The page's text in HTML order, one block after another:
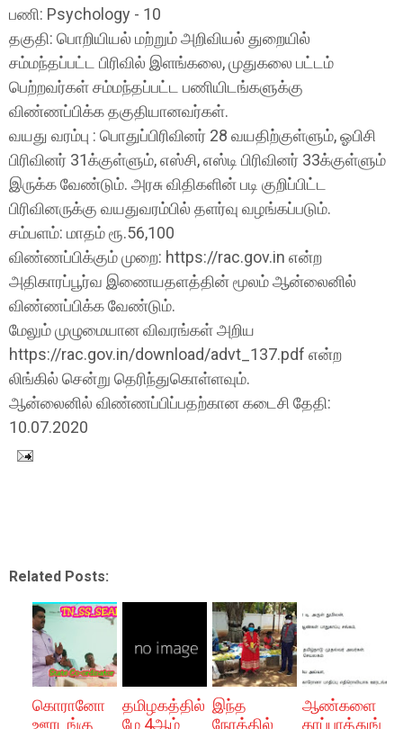
பணி: Psychology - 10
தகுதி: பொறியியல் மற்றும் அறிவியல் துறையில்
சம்மந்தப்பட்ட பிரிவில் இளங்கலை, முதுகலை பட்டம்
பெற்றவர்கள் சம்மந்தப்பட்ட பணியிடங்களுக்கு
விண்ணப்பிக்க தகுதியானவர்கள்.
வயது வரம்பு : பொதுப்பிரிவினர் 28 வயதிற்குள்ளும், ஓபிசி
பிரிவினர் 31க்குள்ளும், எஸ்சி, எஸ்டி பிரிவினர் 33க்குள்ளும்
இருக்க வேண்டும். அரசு விதிகளின் படி குறிப்பிட்ட
பிரிவினருக்கு வயதுவரம்பில் தளர்வு வழங்கப்படும்.
சம்பளம்: மாதம் ரூ.56,100
விண்ணப்பிக்கும் முறை: https://rac.gov.in என்ற
அதிகாரப்பூர்வ இணையதளத்தின் மூலம் ஆன்லைனில்
விண்ணப்பிக்க வேண்டும்.
மேலும் முழுமையான விவரங்கள் அறிய
https://rac.gov.in/download/advt_137.pdf என்ற
லிங்கில் சென்று தெரிந்துகொள்ளவும்.
ஆன்லைனில் விண்ணப்பிப்பதற்கான கடைசி தேதி:
10.07.2020
Related Posts:
கொரானோ
ஊரடங்கு
தமிழகத்தில்
மே 4ஆம்
இந்த
நேரத்தில்
ஆண்களை
காப்பாத்துங்